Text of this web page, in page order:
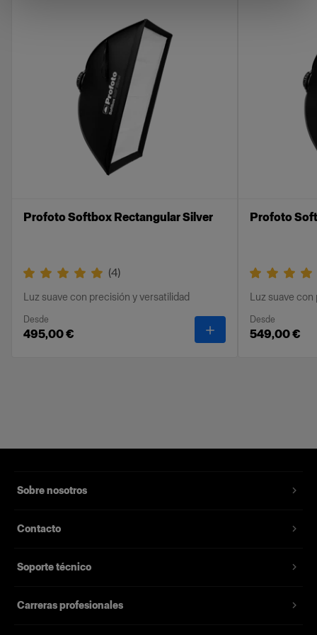
entre diferentes niveles de suavidad. Los
difusores están diseñados para suavizar la luz y
crear una distribución más uniforme, lo que
reduce las sombras duras y consigue un bonito
aspecto natural. El difusor también se puede
utilizar como un filtro de densidad neutra
cuando, por ejemplo, estés trabajando con unas
aperturas de diafragma bajas o con unas
exposiciones prolongadas.
stop, que proporciona una luz ligeramente más
suave, hasta 1,5 f-stop, que crea una suavidad
podrás cambiar rápidamente de configuración.
Nota: Todas las Softboxes de Profoto vienen con
un difusor de 1 f-stop.
Compatible con la línea Profoto Softbox. No es
Profoto Softbox Rectangular Silver
(4)
Luz suave con precisión y versatilidad
Desde
495,00 € Profoto Softbox
Profoto
Luz suave
Desde
549,00 €
Sobre nosotros
Contacto
Soporte técnico
Carreras profesionales